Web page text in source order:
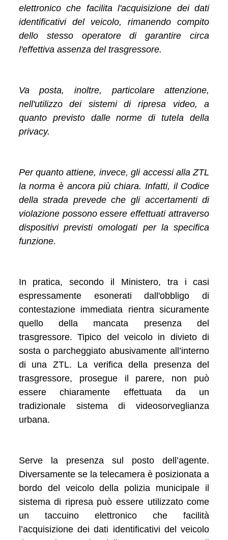
elettronico che facilita l'acquisizione dei dati
identificativi del veicolo, rimanendo compito
dello stesso operatore di garantire circa
l'effettiva assenza del trasgressore.
Va posta, inoltre, particolare attenzione,
nell'utilizzo dei sistemi di ripresa video, a
quanto previsto dalle norme di tutela della
privacy.
Per quanto attiene, invece, gli accessi alla ZTL
la norma è ancora più chiara. Infatti, il Codice
della strada prevede che gli accertamenti di
violazione possono essere effettuati attraverso
dispositivi previsti omologati per la specifica
funzione.
In pratica, secondo il Ministero, tra i casi
espressamente esonerati dall'obbligo di
contestazione immediata rientra sicuramente
quello della mancata presenza del
trasgressore. Tipico del veicolo in divieto di
sosta o parcheggiato abusivamente all’interno
di una ZTL. La verifica della presenza del
trasgressore, prosegue il parere, non può
essere chiaramente effettuata da un
tradizionale sistema di videosorveglianza
urbana.
Serve la presenza sul posto dell’agente.
Diversamente se la telecamera è posizionata a
bordo del veicolo della polizia municipale il
sistema di ripresa può essere utilizzato come
un taccuino elettronico che facilità
l’acquisizione dei dati identificativi del veicolo